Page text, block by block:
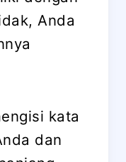
Anda
kata
dan